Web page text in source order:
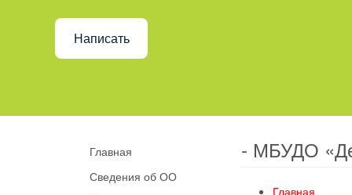
Написать
Главная
Сведения об ОО
- МБУДО
Главная